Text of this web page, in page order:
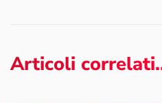
Articoli